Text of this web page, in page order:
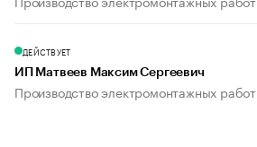
ДЕЙСТВУЕТ
ИП Матвеев Максим Сергеевич
Производство электромонтажных работ